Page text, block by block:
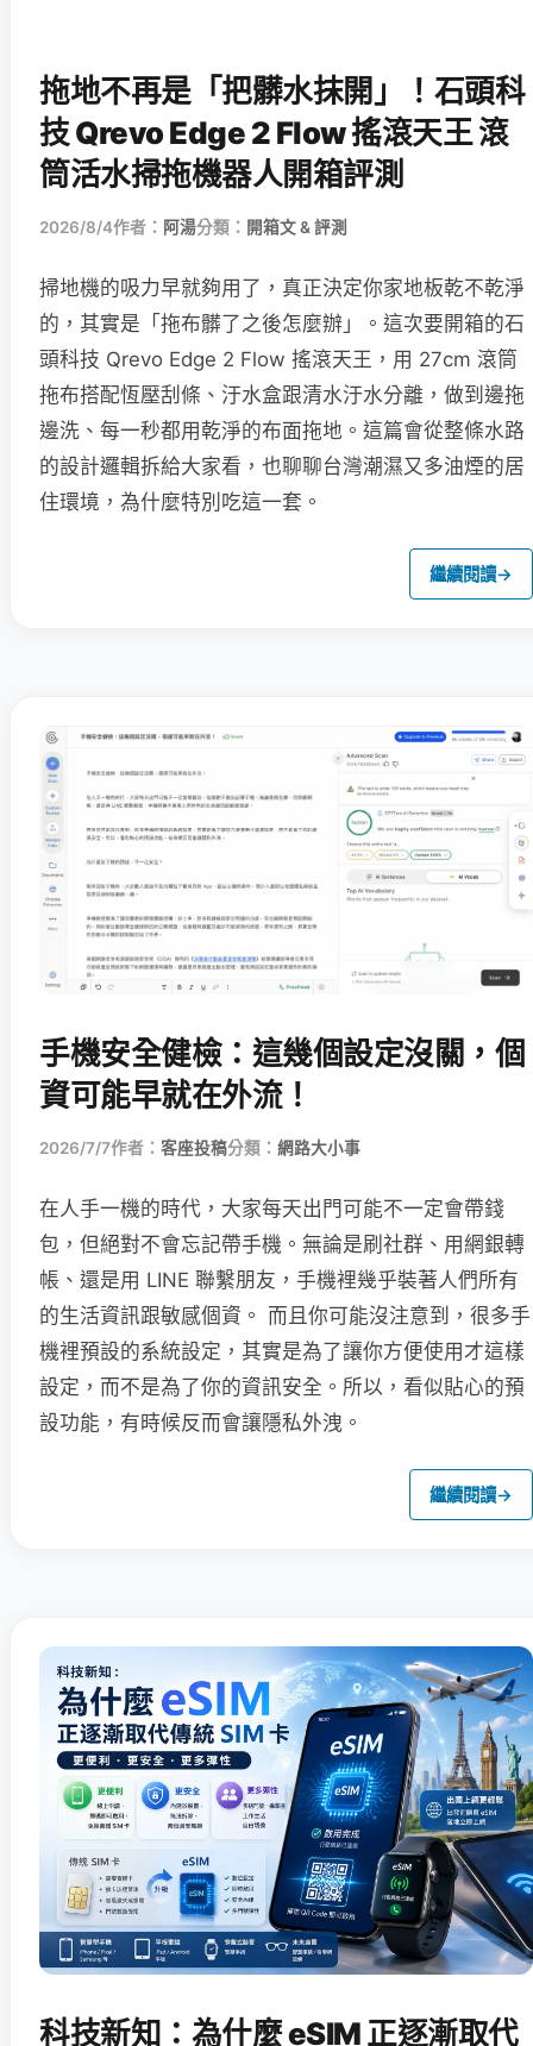
拖地不再是「把髒水抹開」！石頭科
技 Qrevo Edge 2 Flow 搖滾天王 滾
筒活水掃拖機器人開箱評測
2026/8/4作者： 阿湯分類： 開箱文 & 評測
掃地機的吸力早就夠用了，真正決定你家地板乾不乾淨
的，其實是「拖布髒了之後怎麼辦」。這次要開箱的石
頭科技 Qrevo Edge 2 Flow 搖滾天王，用 27cm 滾筒
拖布搭配恆壓刮條、汙水盒跟清水汙水分離，做到邊拖
邊洗、每一秒都用乾淨的布面拖地。這篇會從整條水路
的設計邏輯拆給大家看，也聊聊台灣潮濕又多油煙的居
住環境，為什麼特別吃這一套。
繼續閱讀→
手機安全健檢：這幾個設定沒關，個
資可能早就在外流！
2026/7/7作者： 客座投稿分類： 網路大小事
在人手一機的時代，大家每天出門可能不一定會帶錢
包，但絕對不會忘記帶手機。無論是刷社群、用網銀轉
帳、還是用 LINE 聯繫朋友，手機裡幾乎裝著人們所有
的生活資訊跟敏感個資。 而且你可能沒注意到，很多手
機裡預設的系統設定，其實是為了讓你方便使用才這樣
設定，而不是為了你的資訊安全。所以，看似貼心的預
設功能，有時候反而會讓隱私外洩。
繼續閱讀→
科技新知：為什麼 eSIM 正逐漸取代